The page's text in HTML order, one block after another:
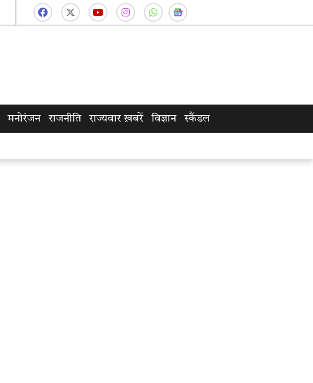
मनोरंजन राजनीति राज्यवार ख़बरें विज्ञान स्कैंडल